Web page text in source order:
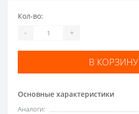
Основные характеристики
Аналоги:
Кол-во:
- +
В КОРЗИНУ